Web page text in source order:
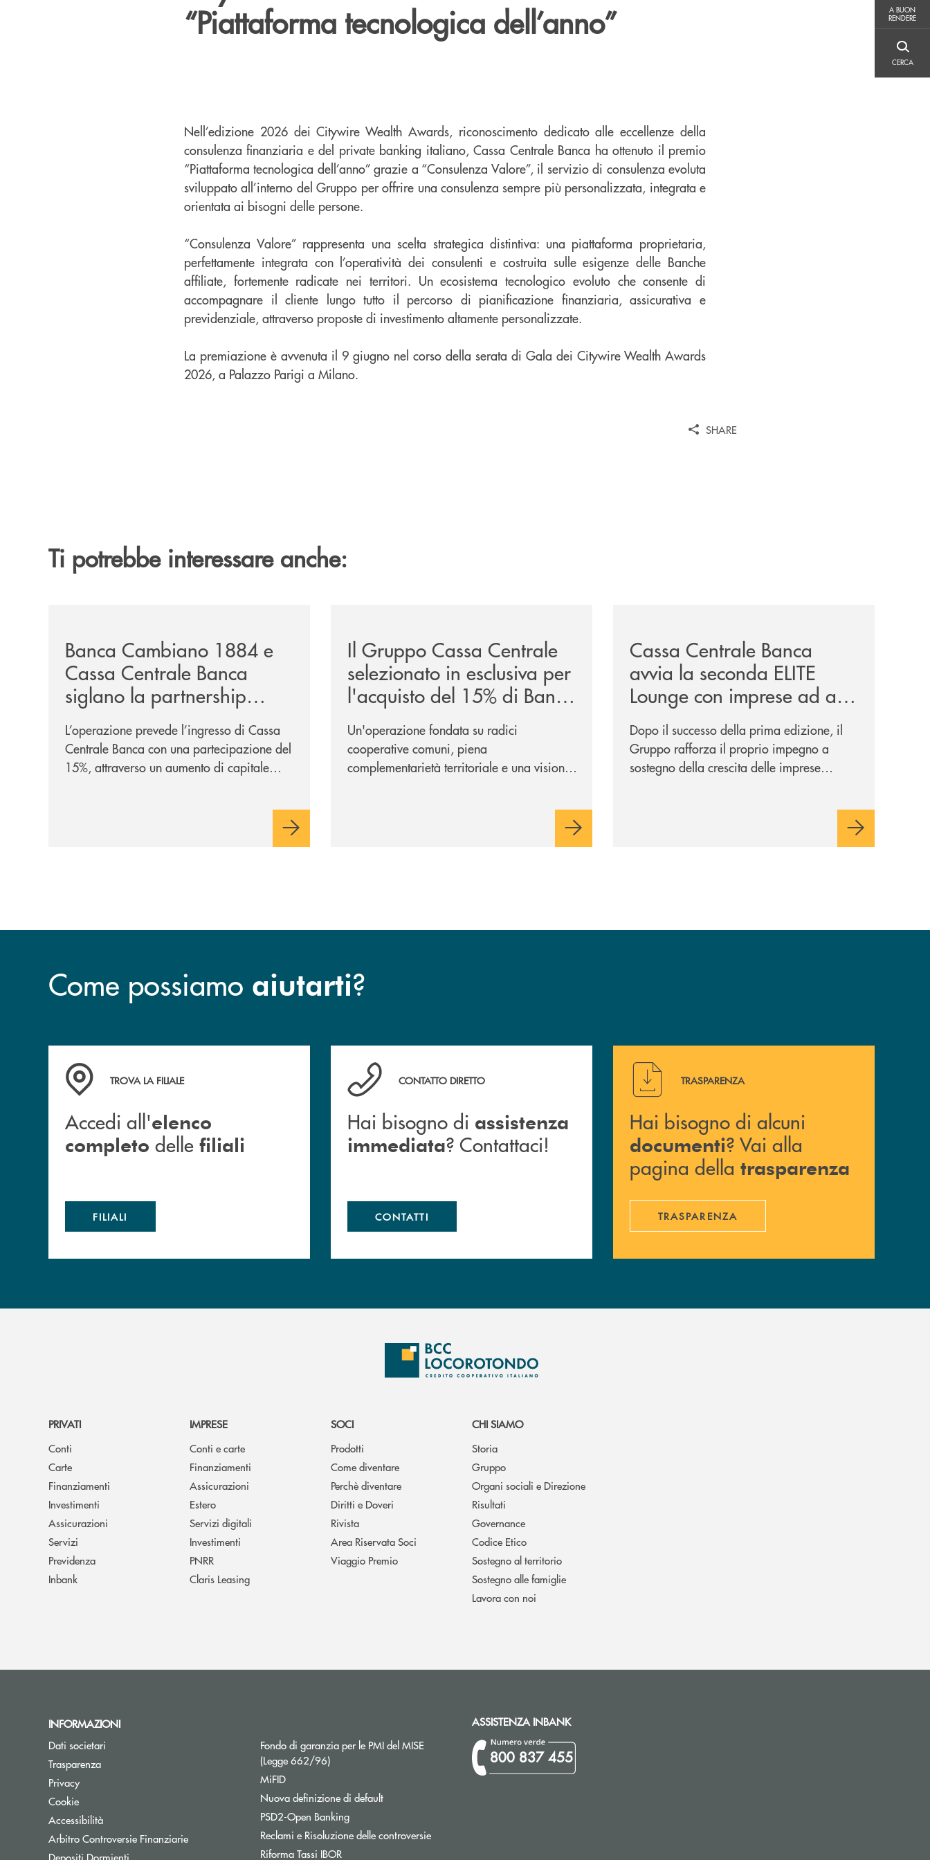
A BUON
RENDERE
CERCA
“Piattaforma tecnologica dell’anno”
Nell’edizione 2026 dei Citywire Wealth Awards, riconoscimento dedicato alle eccellenze della
consulenza finanziaria e del private banking italiano, Cassa Centrale Banca ha ottenuto il premio
“Piattaforma tecnologica dell’anno” grazie a “Consulenza Valore”, il servizio di consulenza evoluta
sviluppato all’interno del Gruppo per offrire una consulenza sempre più personalizzata, integrata e
orientata ai bisogni delle persone.
“Consulenza Valore” rappresenta una scelta strategica distintiva: una piattaforma proprietaria,
perfettamente integrata con l’operatività dei consulenti e costruita sulle esigenze delle Banche
affiliate, fortemente radicate nei territori. Un ecosistema tecnologico evoluto che consente di
accompagnare il cliente lungo tutto il percorso di pianificazione finanziaria, assicurativa e
previdenziale, attraverso proposte di investimento altamente personalizzate.
La premiazione è avvenuta il 9 giugno nel corso della serata di Gala dei Citywire Wealth Awards
2026, a Palazzo Parigi a Milano.
SHARE
Ti potrebbe interessare anche:
Banca Cambiano 1884 e
Cassa Centrale Banca
siglano la partnership
strategica
L’operazione prevede l’ingresso di Cassa
Centrale Banca con una partecipazione del
15%, attraverso un aumento di capitale
sulla condivisione di valori comuni e sulla
prossimità ai territori, per ampliare l’offerta
Il Gruppo Cassa Centrale
selezionato in esclusiva per
l'acquisto del 15% di Banca
Cambiano 1884
Un'operazione fondata su radici
cooperative comuni, piena
complementarietà territoriale e una visione
Cassa Centrale Banca
avvia la seconda ELITE
Lounge con imprese ad alto
potenziale
Dopo il successo della prima edizione, il
Gruppo rafforza il proprio impegno a
sostegno della crescita delle imprese
Come possiamo aiutarti?
Accedi all' elenco completo delle filiali
TROVA LA FILIALE
Accedi all'elenco
completo delle filiali
FILIALI
Hai bisogno di assistenza immediata ? Contattaci!
CONTATTO DIRETTO
Hai bisogno di assistenza
immediata? Contattaci!
CONTATTI
Hai bisogno di alcuni documenti ? Vai alla pagina della
TRASPARENZA
Hai bisogno di alcuni
documenti? Vai alla
pagina della trasparenza
TRASPARENZA
PRIVATI
Conti
Carte
Finanziamenti
Investimenti
Assicurazioni
Servizi
Previdenza
Inbank
IMPRESE
Conti e carte
Finanziamenti
Assicurazioni
Estero
Servizi digitali
Investimenti
PNRR
Claris Leasing
SOCI
Prodotti
Come diventare
Perchè diventare
Diritti e Doveri
Rivista
Area Riservata Soci
Viaggio Premio
CHI SIAMO
Storia
Gruppo
Organi sociali e Direzione
Risultati
Governance
Codice Etico
Sostegno al territorio
Sostegno alle famiglie
Lavora con noi
INFORMAZIONI
Dati societari
Trasparenza
Privacy
Cookie
Accessibilità
Arbitro Controversie FinanziarieApre una nuova finestra
Depositi Dormienti
Fondo di garanzia per le PMI del MISE
(Legge 662/96)Apre una nuova finestra
MiFID
Nuova definizione di default
PSD2-Open BankingApre una nuova finestra
Reclami e Risoluzione delle controversie
Riforma Tassi IBOR
ASSISTENZA INBANK
800 837 455